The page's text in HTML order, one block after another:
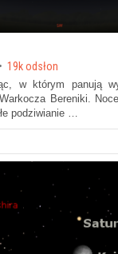
19k odsłon
w którym panują
Bereniki.
podziwianie …